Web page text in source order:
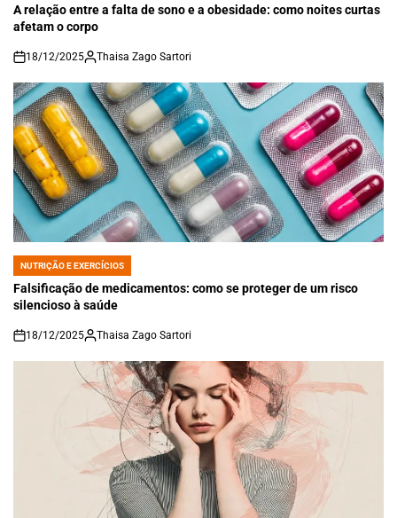
IN
A relação entre a falta de sono e a obesidade: como noites curtas
afetam o corpo
on
18/12/2025 Thaisa Zago Sartori
POSTED
IN
NUTRIÇÃO E EXERCÍCIOS
Falsificação de medicamentos: como se proteger de um risco
silencioso à saúde
on
18/12/2025 Thaisa Zago Sartori